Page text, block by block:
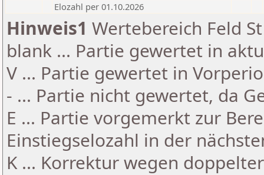
Elozahl per 01.10.2026
Hinweis1 Wertebereich Feld
blank ... Partie gewertet in
V ... Partie gewertet in
- ... Partie nicht gewertet, da
E ... Partie vorgemerkt zur
Einstiegselozahl in der
K ... Korrektur wegen